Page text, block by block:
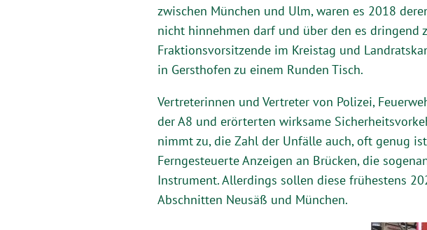
zwischen München und Ulm, waren es 2018
nicht hinnehmen darf und über den es dringend
Fraktionsvorsitzende im Kreistag und
in Gersthofen zu einem Runden Tisch.
Vertreterinnen und Vertreter von Polizei,
der A8 und erörterten wirksame
nimmt zu, die Zahl der Unfälle auch, oft genug
Ferngesteuerte Anzeigen an Brücken, die
Instrument. Allerdings sollen diese frühestens
Abschnitten Neusäß und München.